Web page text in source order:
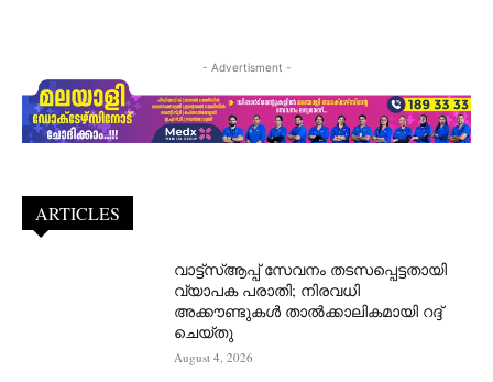
- Advertisment -
ARTICLES
വാട്ട്‌സ്ആപ്പ് സേവനം തടസപ്പെട്ടതായി
വ്യാപക പരാതി; നിരവധി
അക്കൗണ്ടുകൾ താൽക്കാലികമായി റദ്ദ്
ചെയ്തു
August 4, 2026